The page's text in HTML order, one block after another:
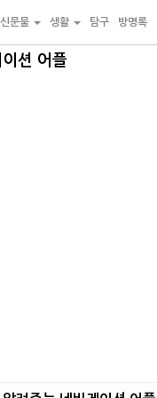
신문물 생활 탐구 방명록
션 어플